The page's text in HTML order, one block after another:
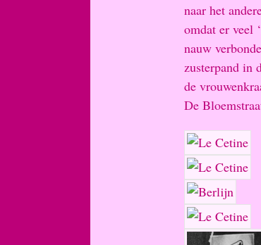
naar het
omdat er veel
nauw
zusterpand in
de
De